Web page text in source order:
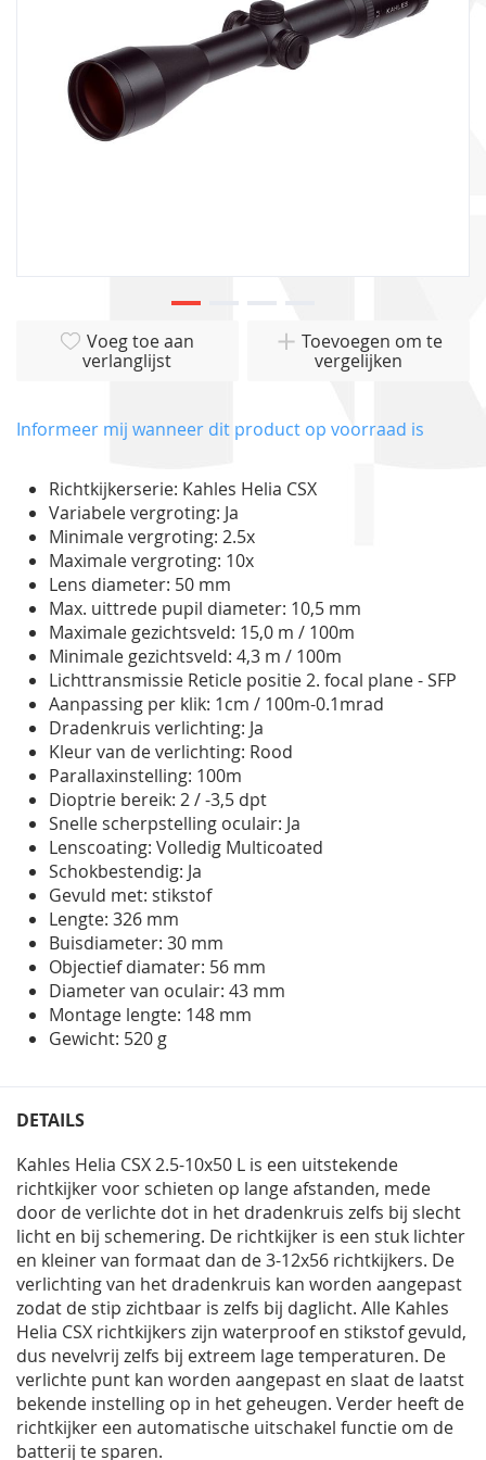
van
gallerij
Voeg toe aan
verlanglijst
Toevoegen om te
vergelijken
Informeer mij wanneer dit product op voorraad is
Richtkijkerserie: Kahles Helia CSX
Variabele vergroting: Ja
Minimale vergroting: 2.5x
Maximale vergroting: 10x
Lens diameter: 50 mm
Max. uittrede pupil diameter: 10,5 mm
Maximale gezichtsveld: 15,0 m / 100m
Minimale gezichtsveld: 4,3 m / 100m
Lichttransmissie Reticle positie 2. focal plane - SFP
Aanpassing per klik: 1cm / 100m-0.1mrad
Dradenkruis verlichting: Ja
Kleur van de verlichting: Rood
Parallaxinstelling: 100m
Dioptrie bereik: 2 / -3,5 dpt
Snelle scherpstelling oculair: Ja
Lenscoating: Volledig Multicoated
Schokbestendig: Ja
Gevuld met: stikstof
Lengte: 326 mm
Buisdiameter: 30 mm
Objectief diamater: 56 mm
Diameter van oculair: 43 mm
Montage lengte: 148 mm
Gewicht: 520 g
DETAILS
Kahles Helia CSX 2.5-10x50 L is een uitstekende
richtkijker voor schieten op lange afstanden, mede
door de verlichte dot in het dradenkruis zelfs bij slecht
licht en bij schemering. De richtkijker is een stuk lichter
en kleiner van formaat dan de 3-12x56 richtkijkers. De
verlichting van het dradenkruis kan worden aangepast
zodat de stip zichtbaar is zelfs bij daglicht. Alle Kahles
Helia CSX richtkijkers zijn waterproof en stikstof gevuld,
dus nevelvrij zelfs bij extreem lage temperaturen. De
verlichte punt kan worden aangepast en slaat de laatst
bekende instelling op in het geheugen. Verder heeft de
richtkijker een automatische uitschakel functie om de
batterij te sparen.